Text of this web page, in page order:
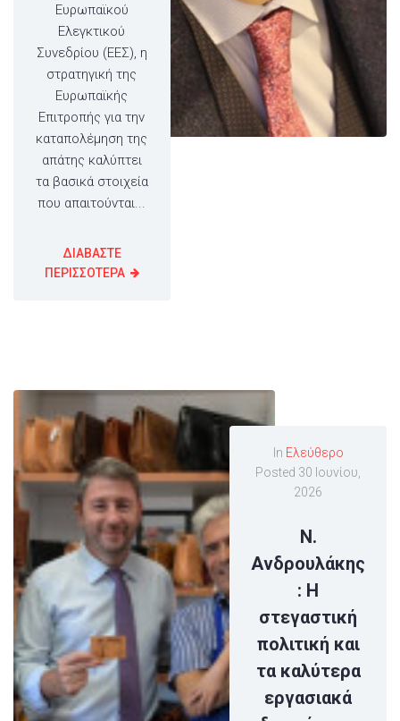
Ευρωπαϊκού
Ελεγκτικού
Συνεδρίου (ΕΕΣ), η
στρατηγική της
Ευρωπαϊκής
Επιτροπής για την
καταπολέμηση της
απάτης καλύπτει
τα βασικά στοιχεία
που απαιτούνται...
ΔΙΑΒΑΣΤΕ
ΠΕΡΙΣΣΟΤΕΡΑ
In Ελεύθερο
Posted 30 Ιουνίου,
2026
Ν.
Ανδρουλάκης
: Η
στεγαστική
πολιτική και
τα καλύτερα
εργασιακά